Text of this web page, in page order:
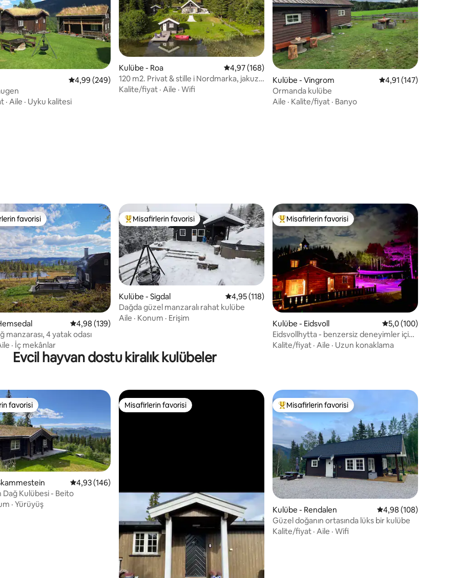
manzaralar, temiz dağ havası
hemen dışında mükemmel
ile çevrilidir.
puan, 246 değerlendirme
5 üzerinden ortalama 4,99 puan, 249 değerlendirme
4,99 (249)
· Aile · Uyku kalitesi
Kulübe - Roa 5 üzerinden ortalama 4,97 puan, 168 değerlendirme
4,97 (168)
120 m2. Privat & stille i Nordmarka, jakuzi,
wifi
Kalite/fiyat · Aile · Wifi
Kulübe - Vingrom 5 üzerinden ortalama
4,91 (147)
Ormanda kulübe
Aile · Kalite/fiyat · Banyo
puan, 113 değerlendirme
favorilerinden en beğenilenler arasında
favorisi
5 üzerinden ortalama 4,98 puan, 139 değerlendirme
4,98 (139)
manzarası, 4 yatak odası
· İç mekânlar
Misafirlerin favorilerinden en beğenilenler arasında
Misafirlerin favorisi
Kulübe - Sigdal 5 üzerinden ortalama 4,95 puan, 118 değerlendirme
4,95 (118)
Dağda güzel manzaralı rahat kulübe
Aile · Konum · Erişim
Misafirlerin favorilerinden en beğenilenler arasında
Misafirlerin favorisi
Kulübe - Eidsvoll 5 üzerinden
5,0 (100)
Eidsvollhytta - benzersiz deneyimler için
benzersiz bir yer
Kalite/fiyat · Aile · Uzun konaklama
Evcil hayvan dostu kiralık kulübeler
puan, 237 değerlendirme
favorisi
favorisi
5 üzerinden ortalama 4,93 puan, 146 değerlendirme
4,93 (146)
Dağ Kulübesi - Beito
· Yürüyüş
Misafirlerin favorisi
Misafirlerin favorisi Misafirlerin favorilerinden en beğenilenler arasında
Misafirlerin favorisi
Kulübe - Rendalen 5 üzerinden ortalama
4,98 (108)
Güzel doğanın ortasında lüks bir kulübe
Kalite/fiyat · Aile · Wifi